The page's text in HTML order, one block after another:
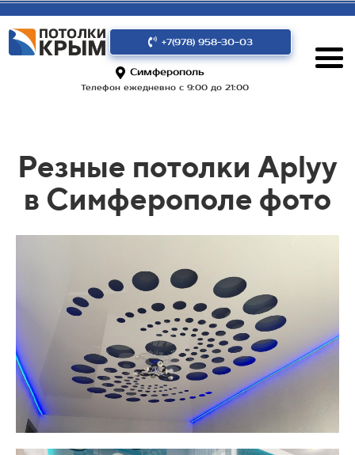
+7(978) 958-30-03
Симферополь
Телефон ежедневно с 9:00 до 21:00
Резные потолки Aplyy
в Симферополе фото